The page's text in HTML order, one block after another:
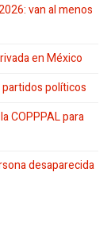
van al menos
en México
políticos
COPPPAL para
desaparecida